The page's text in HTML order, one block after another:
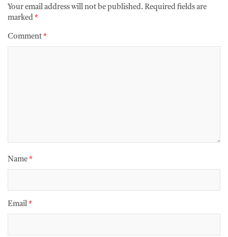
Your email address will not be published. Required fields are
marked *
Comment *
Name *
Email *